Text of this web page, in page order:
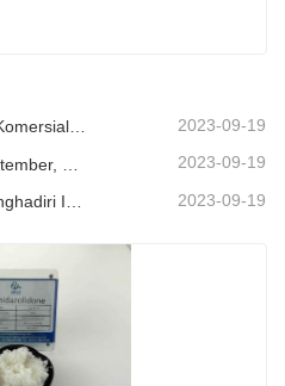
Harmony Chemical adalah Komersialisasi Bahan Mulsa Biodegradable, Menjunjung Pembangunan Hijau di Bidang Pertanian 2023-09-19
2023-09-19
2023-09-19